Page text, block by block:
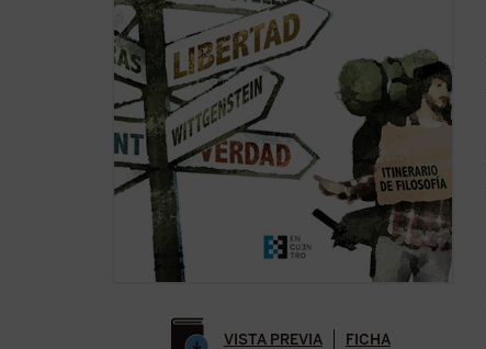
VISTA PREVIA
FICHA